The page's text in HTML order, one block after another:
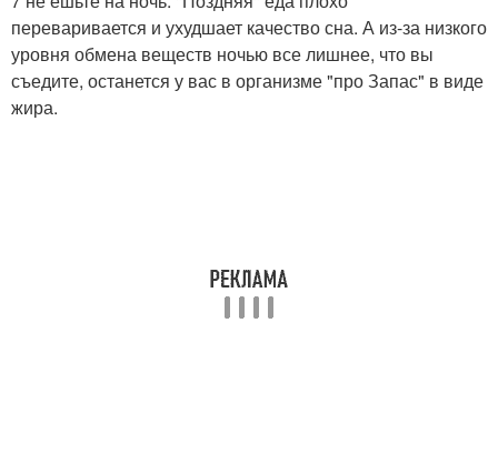
переваривается и ухудшает качество сна. А из-за низкого
уровня обмена веществ ночью все лишнее, что вы
съедите, останется у вас в организме "про Запас" в виде
жира.